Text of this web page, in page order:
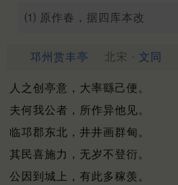
⑴ 原作春，据四库本改
邛州赏丰亭 北宋 · 文同
人之创亭意，大率繇己便。
夫何我公者，所作异他见。
临邛郡东北，井井画群甸。
其民喜施力，无岁不登衍。
公因到城上，有此多稼羡。